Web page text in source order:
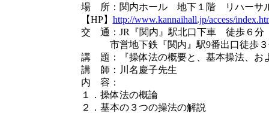
場 所：関内ホール 地下１階 リハーサ
【HP】 http://www.kannaihall.jp/access/
交 通：JR『関内』駅北口下車 徒歩６分
市営地下鉄『関内』駅9番出口徒歩３
講 題：『操体法の概要と、基本操法、お
講 師：川名慶子先生
内 容：
１．操体法の概論
２．基本の３つの操法の解説